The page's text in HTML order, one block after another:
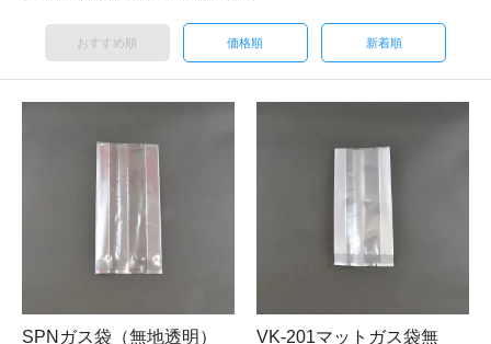
おすすめ順 価格順 新着順
SPNガス袋（無地透明）
VK-201マットガス袋無